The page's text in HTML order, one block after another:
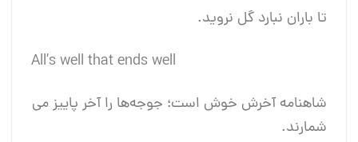
تا باران نبارد گل نروید.
All’s well that ends well
شاهنامه آخرش خوش است؛ جوجه‌ها را آخر پاییز می
شمارند.